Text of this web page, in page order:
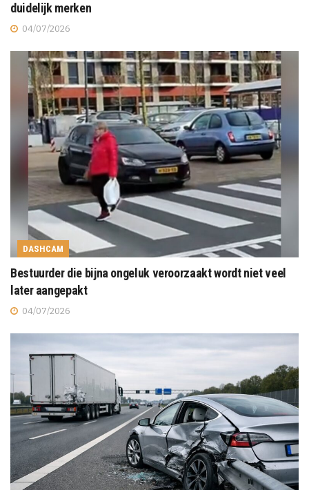
duidelijk merken
04/07/2026
DASHCAM
Bestuurder die bijna ongeluk veroorzaakt wordt niet veel
later aangepakt
04/07/2026